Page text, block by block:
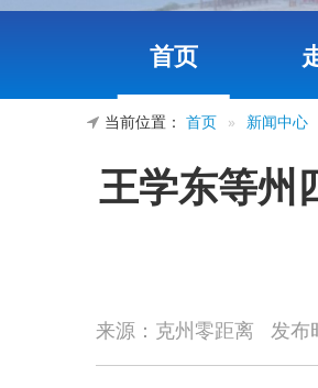
首页
当前位置： 首页 » 新闻中心
王学东等州
来源：克州零距离 发布
王学东代表州四套班子向
表示热烈欢迎和诚挚感谢。